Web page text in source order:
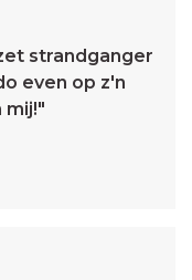
strandganger
even op z'n
mij!"